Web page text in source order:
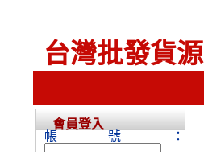
台灣批發貨源
會員登入
帳號：